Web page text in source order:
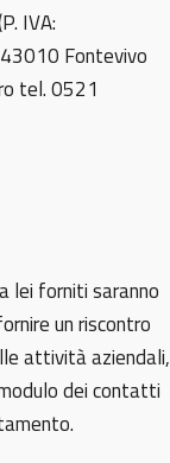
IVA:
Fontevivo
tel. 0521
lei forniti saranno
un riscontro
attività aziendali,
dei contatti